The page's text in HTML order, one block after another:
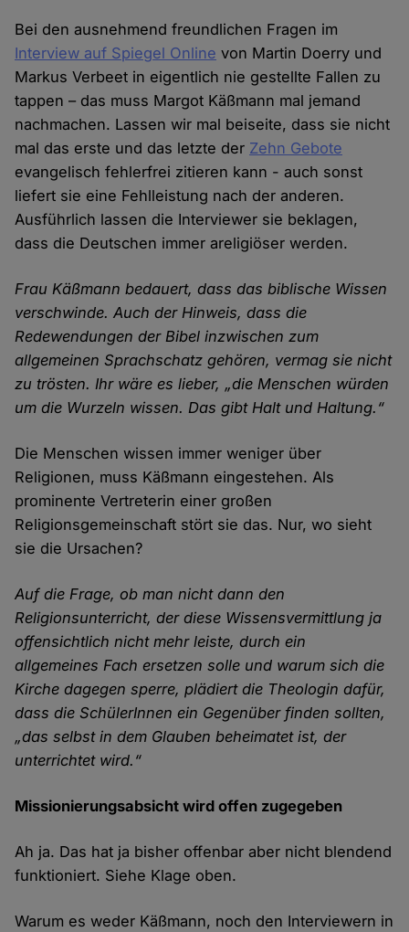
Bei den ausnehmend freundlichen Fragen im
Interview auf Spiegel Online von Martin Doerry und
Markus Verbeet in eigentlich nie gestellte Fallen zu
tappen – das muss Margot Käßmann mal jemand
nachmachen. Lassen wir mal beiseite, dass sie nicht
mal das erste und das letzte der Zehn Gebote
evangelisch fehlerfrei zitieren kann - auch sonst
liefert sie eine Fehlleistung nach der anderen.
Ausführlich lassen die Interviewer sie beklagen,
dass die Deutschen immer areligiöser werden.
Frau Käßmann bedauert, dass das biblische Wissen
verschwinde. Auch der Hinweis, dass die
Redewendungen der Bibel inzwischen zum
allgemeinen Sprachschatz gehören, vermag sie nicht
zu trösten. Ihr wäre es lieber, „die Menschen würden
um die Wurzeln wissen. Das gibt Halt und Haltung.“
Die Menschen wissen immer weniger über
Religionen, muss Käßmann eingestehen. Als
prominente Vertreterin einer großen
Religionsgemeinschaft stört sie das. Nur, wo sieht
sie die Ursachen?
Auf die Frage, ob man nicht dann den
Religionsunterricht, der diese Wissensvermittlung ja
offensichtlich nicht mehr leiste, durch ein
allgemeines Fach ersetzen solle und warum sich die
Kirche dagegen sperre, plädiert die Theologin dafür,
dass die SchülerInnen ein Gegenüber finden sollten,
„das selbst in dem Glauben beheimatet ist, der
unterrichtet wird.“
Missionierungsabsicht wird offen zugegeben
Ah ja. Das hat ja bisher offenbar aber nicht blendend
funktioniert. Siehe Klage oben.
Warum es weder Käßmann, noch den Interviewern in